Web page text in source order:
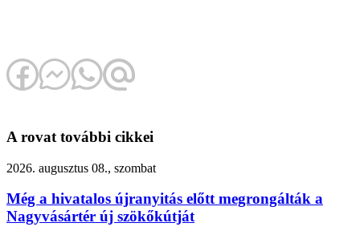
A rovat további cikkei
2026. augusztus 08., szombat
Még a hivatalos újranyitás előtt megrongálták a
Nagyvásártér új szökőkútját